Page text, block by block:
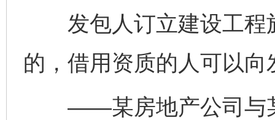
发包人订立建设工程
的，借用资质的人可以
——某房地产公司与某